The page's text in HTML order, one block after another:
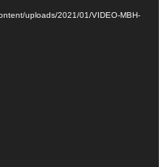
uploads/2021/01/VIDEO-MBH-